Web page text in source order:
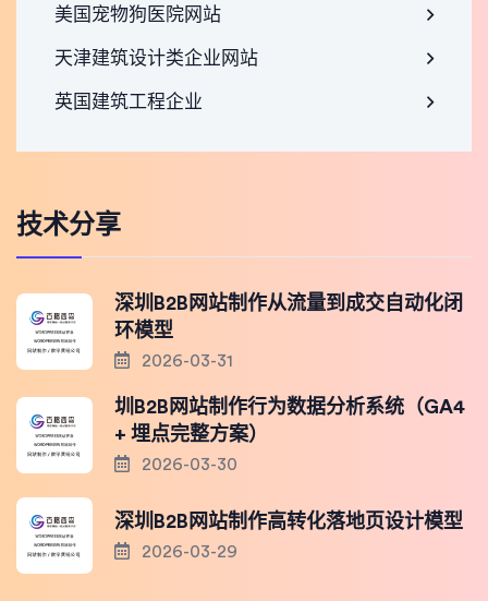
美国宠物狗医院网站
天津建筑设计类企业网站
英国建筑工程企业
技术分享
深圳B2B网站制作从流量到成交自动化闭
环模型
2026-03-31
圳B2B网站制作行为数据分析系统（GA4
+ 埋点完整方案）
2026-03-30
深圳B2B网站制作高转化落地页设计模型
2026-03-29